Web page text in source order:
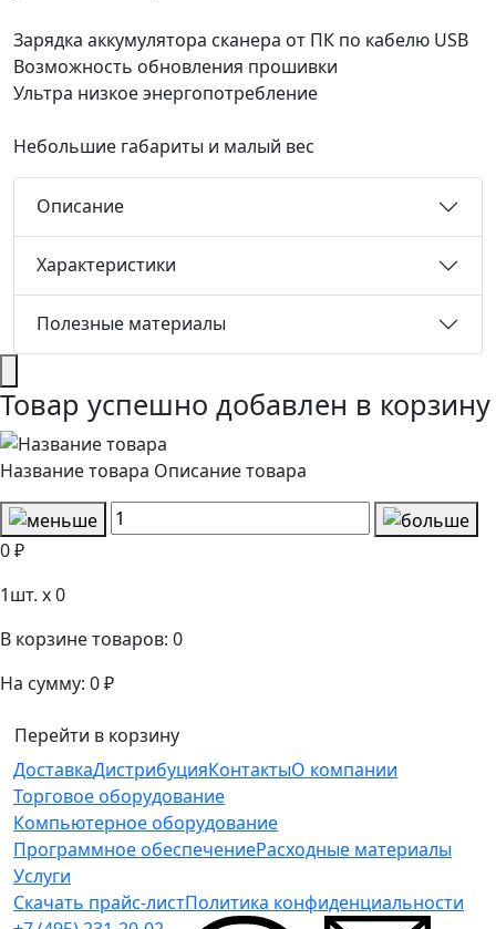
Зарядка аккумулятора сканера от ПК по кабелю USB
Возможность обновления прошивки
Ультра низкое энергопотребление
Небольшие габариты и малый вес
Описание
Характеристики
Полезные материалы
Товар успешно добавлен в корзину
Название товара Описание товара
0 ₽
1шт. x0
В корзине товаров: 0
На сумму: 0 ₽
Перейти в корзину
ДоставкаДистрибуцияКонтактыО компании
Торговое оборудование
Компьютерное оборудование
Программное обеспечениеРасходные материалы
Услуги
Скачать прайс-листПолитика конфиденциальности